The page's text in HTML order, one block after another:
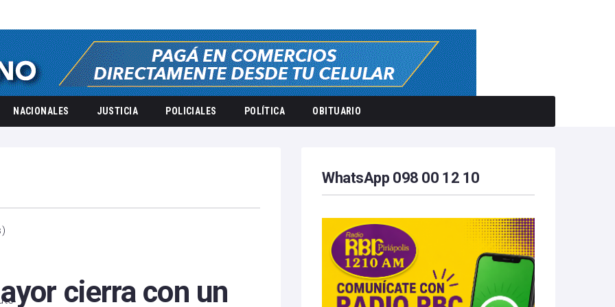
NACIONALES JUSTICIA POLICIALES POLÍTICA OBITUARIO
)
cierra con un
WhatsApp 098 00 12 10